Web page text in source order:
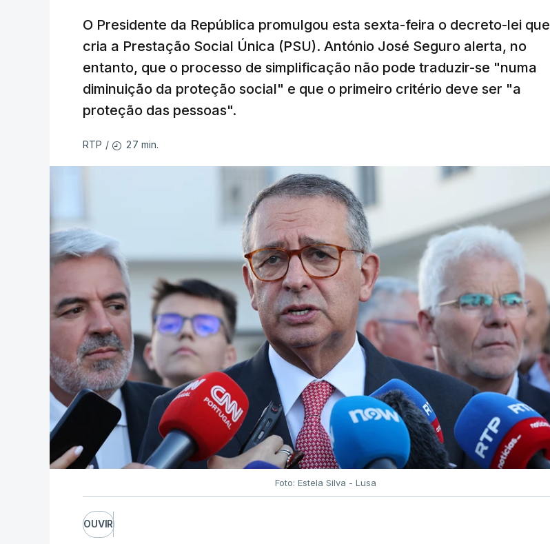
O Presidente da República promulgou esta sexta-feira o decreto-lei que
cria a Prestação Social Única (PSU). António José Seguro alerta, no
entanto, que o processo de simplificação não pode traduzir-se "numa
diminuição da proteção social" e que o primeiro critério deve ser "a
proteção das pessoas".
RTP / 27 min.
Foto: Estela Silva - Lusa
OUVIR